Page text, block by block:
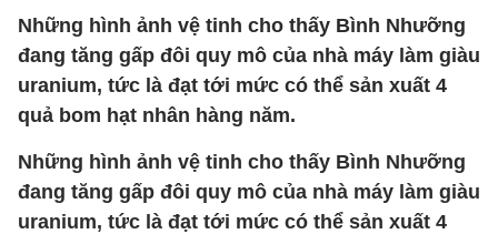
Những hình ảnh vệ tinh cho thấy Bình Nhưỡng
đang tăng gấp đôi quy mô của nhà máy làm giàu
uranium, tức là đạt tới mức có thể sản xuất 4
quả bom hạt nhân hàng năm.
Những hình ảnh vệ tinh cho thấy Bình Nhưỡng
đang tăng gấp đôi quy mô của nhà máy làm giàu
uranium, tức là đạt tới mức có thể sản xuất 4